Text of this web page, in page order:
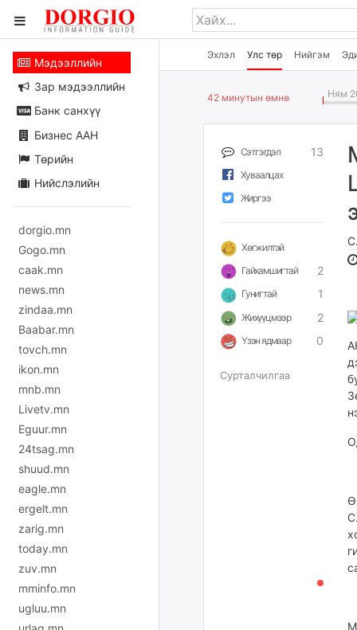
Эхлэл Улс төр Нийгэм
Мэдээллийн
Зар мэдээллийн
Банк санхүү
Бизнес ААН
Төрийн
Нийслэлийн
dorgio.mn
Gogo.mn
caak.mn
news.mn
zindaa.mn
Baabar.mn
tovch.mn
ikon.mn
mnb.mn
Livetv.mn
Eguur.mn
24tsag.mn
shuud.mn
eagle.mn
ergelt.mn
zarig.mn
today.mn
zuv.mn
mminfo.mn
ugluu.mn
42 минутын өмнө Ням
Сэтгэгдэл 13
Хуваалцах
Жиргээ
Хөгжилтэй
Гайхамшигтай
2
Гунигтай 1
Жихүүцмээр 2
Үзэн ядмаар 0
Сурталчилгаа